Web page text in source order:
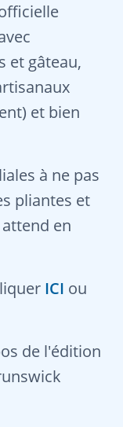
et gâteau,
et bien
à ne pas
pliantes et
en
ICI ou
de l'édition